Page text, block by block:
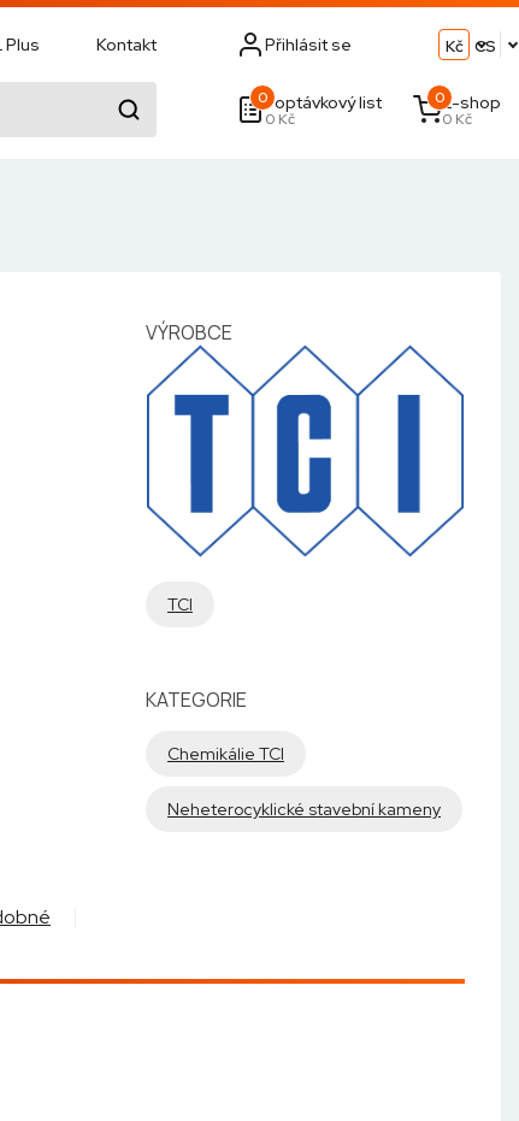
Plus Kontakt Přihlásit se Kč CS
0Poptávkový list
0 Kč
0E-shop
0 Kč
VÝROBCE
TCI
KATEGORIE
Chemikálie TCI
Neheterocyklické stavební kameny